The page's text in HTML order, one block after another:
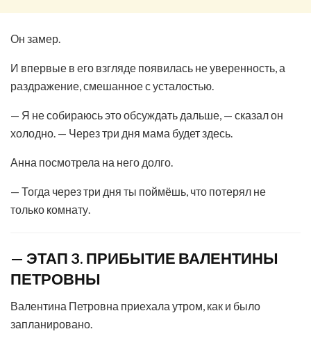
Он замер.
И впервые в его взгляде появилась не уверенность, а
раздражение, смешанное с усталостью.
— Я не собираюсь это обсуждать дальше, — сказал он
холодно. — Через три дня мама будет здесь.
Анна посмотрела на него долго.
— Тогда через три дня ты поймёшь, что потерял не
только комнату.
— ЭТАП 3. ПРИБЫТИЕ ВАЛЕНТИНЫ
ПЕТРОВНЫ
Валентина Петровна приехала утром, как и было
запланировано.